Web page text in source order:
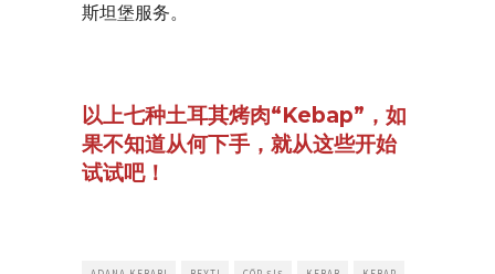
斯坦堡服务。
以上七种土耳其烤肉“Kebap”，如
果不知道从何下手，就从这些开始
试试吧！